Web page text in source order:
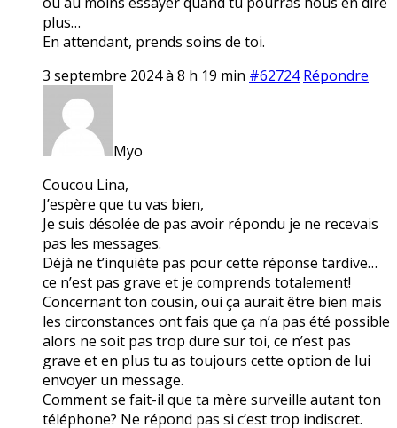
plus…
En attendant, prends soins de toi.
3 septembre 2024 à 8 h 19 min #62724 Répondre
Myo
Coucou Lina,
J’espère que tu vas bien,
Je suis désolée de pas avoir répondu je ne recevais
pas les messages.
Déjà ne t’inquiète pas pour cette réponse tardive…
ce n’est pas grave et je comprends totalement!
Concernant ton cousin, oui ça aurait être bien mais
les circonstances ont fais que ça n’a pas été possible
alors ne soit pas trop dure sur toi, ce n’est pas
grave et en plus tu as toujours cette option de lui
envoyer un message.
Comment se fait-il que ta mère surveille autant ton
téléphone? Ne répond pas si c’est trop indiscret.